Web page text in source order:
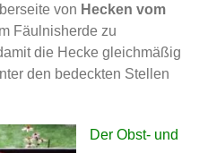
von Hecken vom
Fäulnisherde zu
die Hecke gleichmäßig
den bedeckten Stellen
Der Obst- und